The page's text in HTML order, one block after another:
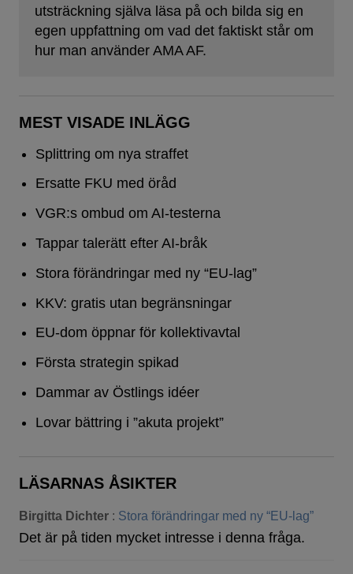
utsträckning själva läsa på och bilda sig en
egen uppfattning om vad det faktiskt står om
hur man använder AMA AF.
MEST VISADE INLÄGG
Splittring om nya straffet
Ersatte FKU med öråd
VGR:s ombud om AI-testerna
Tappar talerätt efter AI-bråk
Stora förändringar med ny “EU-lag”
KKV: gratis utan begränsningar
EU-dom öppnar för kollektivavtal
Första strategin spikad
Dammar av Östlings idéer
Lovar bättring i ”akuta projekt”
LÄSARNAS ÅSIKTER
Birgitta Dichter : Stora förändringar med ny “EU-lag”
Det är på tiden mycket intresse i denna fråga.